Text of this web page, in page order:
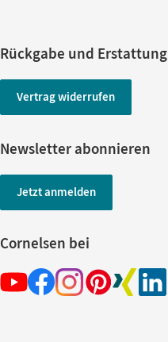
Rückgabe und Erstattung
Vertrag widerrufen
Newsletter abonnieren
Jetzt anmelden
Cornelsen bei